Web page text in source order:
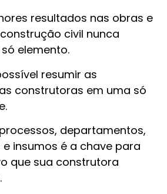
resultados nas obras e
civil nunca
elemento.
resumir as
construtoras em uma só
departamentos,
insumos é a chave para
que sua construtora